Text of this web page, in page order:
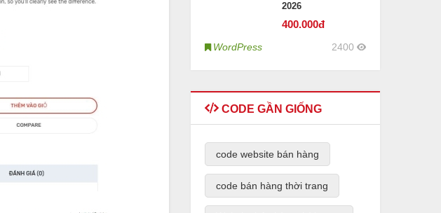
2026
400.000đ
WordPress 2400
CODE GẦN GIỐNG
code website bán hàng
code bán hàng thời trang